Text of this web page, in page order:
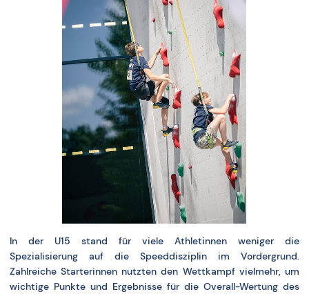
In der U15 stand für viele Athletinnen weniger die
Spezialisierung auf die Speeddisziplin im Vordergrund.
Zahlreiche Starterinnen nutzten den Wettkampf vielmehr, um
wichtige Punkte und Ergebnisse für die Overall-Wertung des